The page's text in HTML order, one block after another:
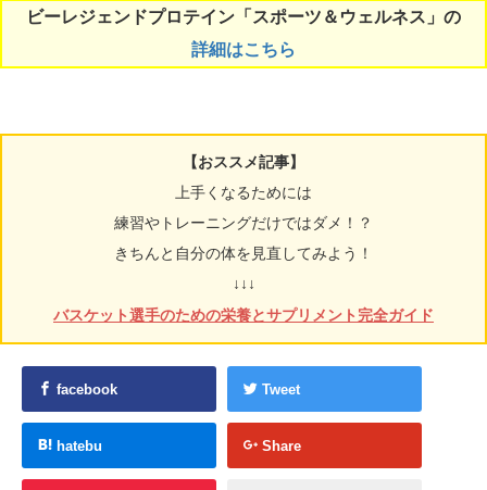
ビーレジェンドプロテイン「スポーツ＆ウェルネス」の
詳細はこちら
【おススメ記事】
上手くなるためには
練習やトレーニングだけではダメ！？
きちんと自分の体を見直してみよう！
↓↓↓
バスケット選手のための栄養とサプリメント完全ガイド
facebook Tweet
hatebu Share